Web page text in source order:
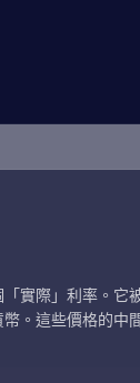
實際」利率。它
。這些價格的